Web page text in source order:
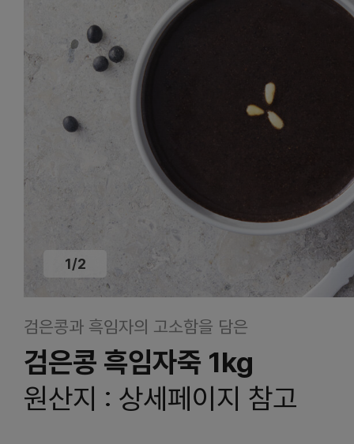
1/2
검은콩과 흑임자의 고소함을 담은
검은콩 흑임자죽 1kg
원산지 : 상세페이지 참고